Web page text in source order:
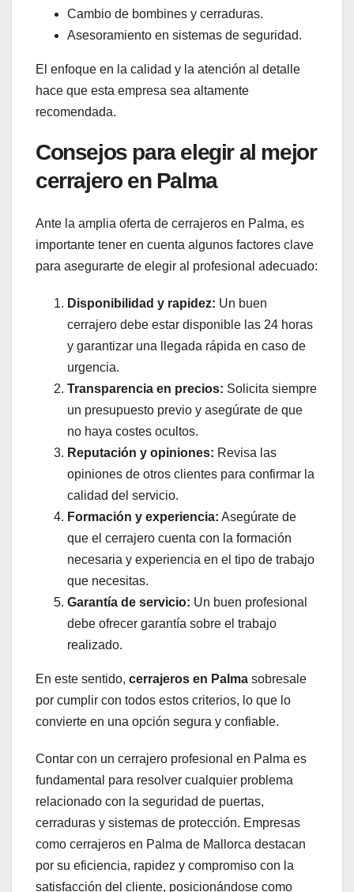
Cambio de bombines y cerraduras.
Asesoramiento en sistemas de seguridad.
El enfoque en la calidad y la atención al detalle
hace que esta empresa sea altamente
recomendada.
Consejos para elegir al mejor
cerrajero en Palma
Ante la amplia oferta de cerrajeros en Palma, es
importante tener en cuenta algunos factores clave
para asegurarte de elegir al profesional adecuado:
Disponibilidad y rapidez: Un buen
cerrajero debe estar disponible las 24 horas
y garantizar una llegada rápida en caso de
urgencia.
Transparencia en precios: Solicita siempre
un presupuesto previo y asegúrate de que
no haya costes ocultos.
Reputación y opiniones: Revisa las
opiniones de otros clientes para confirmar la
calidad del servicio.
Formación y experiencia: Asegúrate de
que el cerrajero cuenta con la formación
necesaria y experiencia en el tipo de trabajo
que necesitas.
Garantía de servicio: Un buen profesional
debe ofrecer garantía sobre el trabajo
realizado.
En este sentido, cerrajeros en Palma sobresale
por cumplir con todos estos criterios, lo que lo
convierte en una opción segura y confiable.
Contar con un cerrajero profesional en Palma es
fundamental para resolver cualquier problema
relacionado con la seguridad de puertas,
cerraduras y sistemas de protección. Empresas
como cerrajeros en Palma de Mallorca destacan
por su eficiencia, rapidez y compromiso con la
satisfacción del cliente, posicionándose como